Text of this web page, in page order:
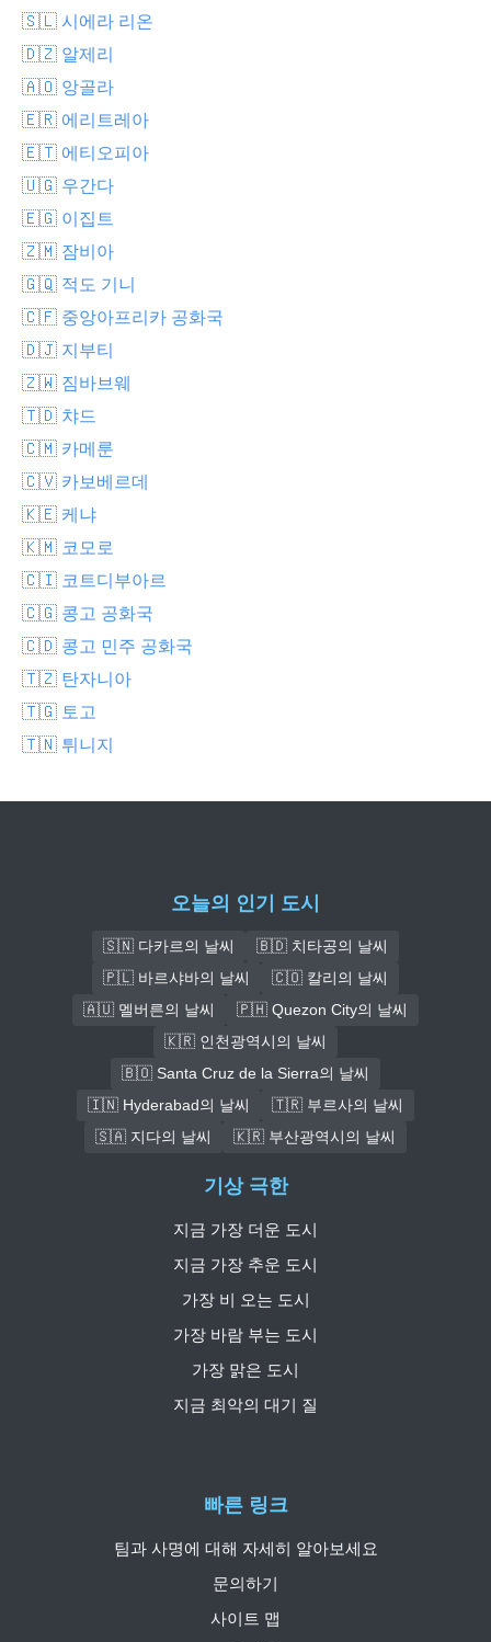
🇸🇱 시에라 리온
🇩🇿 알제리
🇦🇴 앙골라
🇪🇷 에리트레아
🇪🇹 에티오피아
🇺🇬 우간다
🇪🇬 이집트
🇿🇲 잠비아
🇬🇶 적도 기니
🇨🇫 중앙아프리카 공화국
🇩🇯 지부티
🇿🇼 짐바브웨
🇹🇩 챠드
🇨🇲 카메룬
🇨🇻 카보베르데
🇰🇪 케냐
🇰🇲 코모로
🇨🇮 코트디부아르
🇨🇬 콩고 공화국
🇨🇩 콩고 민주 공화국
🇹🇿 탄자니아
🇹🇬 토고
🇹🇳 튀니지
오늘의 인기 도시
🇸🇳 다카르의 날씨
🇧🇩 치타공의 날씨
🇵🇱 바르샤바의 날씨
🇨🇴 칼리의 날씨
🇦🇺 멜버른의 날씨
🇵🇭 Quezon City의 날씨
🇰🇷 인천광역시의 날씨
🇧🇴 Santa Cruz de la Sierra의 날씨
🇮🇳 Hyderabad의 날씨
🇹🇷 부르사의 날씨
🇸🇦 지다의 날씨
🇰🇷 부산광역시의 날씨
빠른 링크
팀과 사명에 대해 자세히 알아보세요
문의하기
사이트 맵
기상 극한
지금 가장 더운 도시
지금 가장 추운 도시
가장 비 오는 도시
가장 바람 부는 도시
가장 맑은 도시
지금 최악의 대기 질